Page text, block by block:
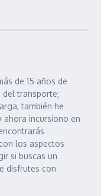
de 15 años de
del transporte;
también he
ahora incursiono en
los aspectos
si buscas un
disfrutes con